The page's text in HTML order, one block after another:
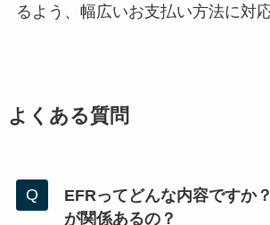
るよう、幅広いお支払い方法に対
よくある質問
EFRってどんな内容ですか
が関係あるの？